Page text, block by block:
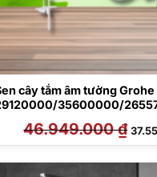
cây tắm âm tường Grohe
35600000/
46.949.000₫ Giá
gốc
là: